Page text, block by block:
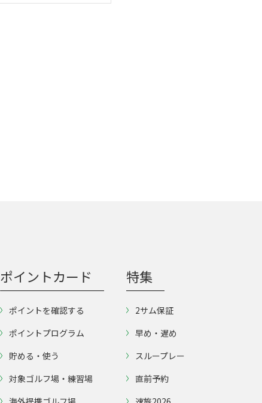
ポイントカード
ポイントを確認する
ポイントプログラム
貯める・使う
対象ゴルフ場・練習場
特集
2サム保証
早め・遅め
スループレー
直前予約